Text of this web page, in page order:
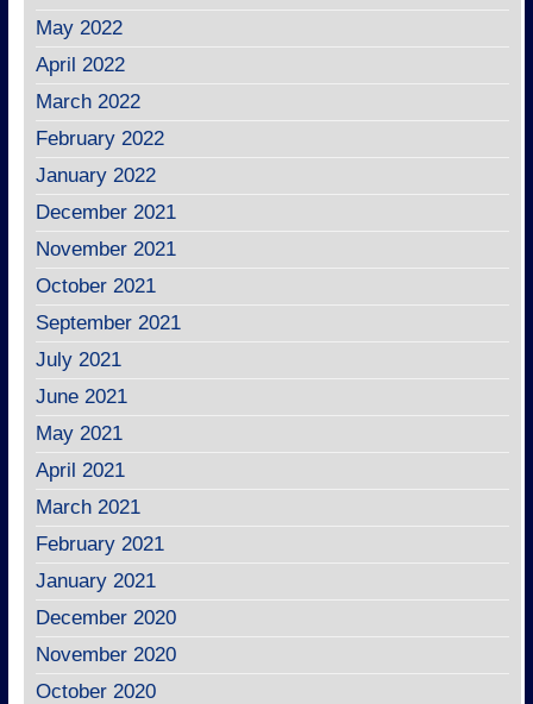
May 2022
April 2022
March 2022
February 2022
January 2022
December 2021
November 2021
October 2021
September 2021
July 2021
June 2021
May 2021
April 2021
March 2021
February 2021
January 2021
December 2020
November 2020
October 2020